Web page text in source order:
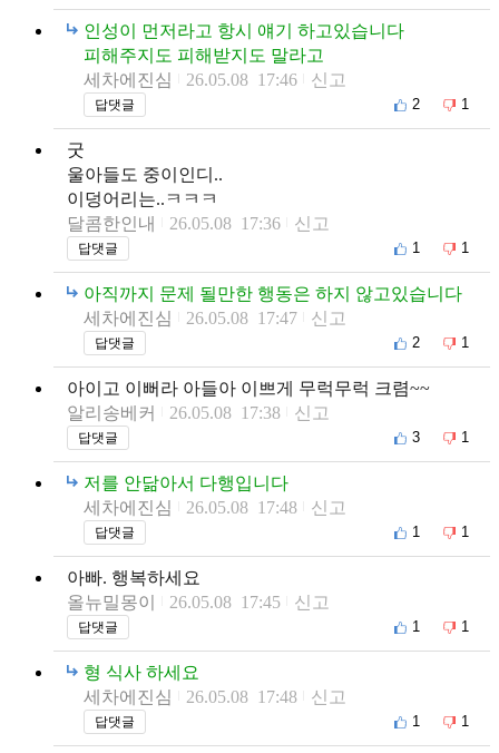
인성이 먼저라고 항시 얘기 하고있습니다
피해주지도 피해받지도 말라고
세차에진심
26.05.08 17:46 신고
답댓글 2 1
굿
울아들도 중이인디..
이덩어리는..ㅋㅋㅋ
달콤한인내
26.05.08 17:36 신고
답댓글 1 1
아직까지 문제 될만한 행동은 하지 않고있습니다
세차에진심
26.05.08 17:47 신고
답댓글 2 1
아이고 이뻐라 아들아 이쁘게 무럭무럭 크렴~~
알리송베커
26.05.08 17:38 신고
답댓글 3 1
저를 안닮아서 다행입니다
세차에진심
26.05.08 17:48 신고
답댓글 1 1
아빠. 행복하세요
올뉴밀몽이
26.05.08 17:45 신고
답댓글 1 1
형 식사 하세요
세차에진심
26.05.08 17:48 신고
답댓글 1 1